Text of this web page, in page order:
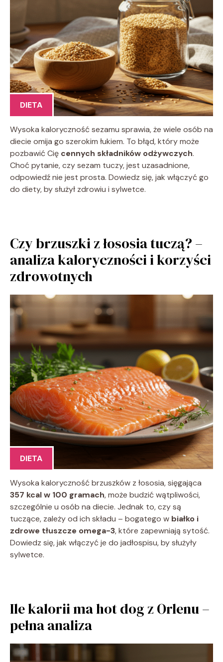
DIETA
Wysoka kaloryczność sezamu sprawia, że wiele osób na
diecie omija go szerokim łukiem. To błąd, który może
pozbawić Cię cennych składników odżywczych.
Choć pytanie, czy sezam tuczy, jest uzasadnione,
odpowiedź nie jest prosta. Dowiedz się, jak włączyć go
do diety, by służył zdrowiu i sylwetce.
Czy brzuszki z łososia tuczą? –
analiza kaloryczności i korzyści
zdrowotnych
DIETA
Wysoka kaloryczność brzuszków z łososia, sięgająca
357 kcal w 100 gramach, może budzić wątpliwości,
szczególnie u osób na diecie. Jednak to, czy są
tuczące, zależy od ich składu – bogatego w białko i
zdrowe tłuszcze omega-3, które zapewniają sytość.
Dowiedz się, jak włączyć je do jadłospisu, by służyły
sylwetce.
Ile kalorii ma hot dog z Orlenu –
pełna analiza